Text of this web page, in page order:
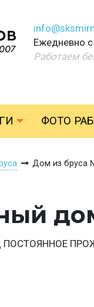
Ежедневно
Работаем
ФОТО
Дом из бруса